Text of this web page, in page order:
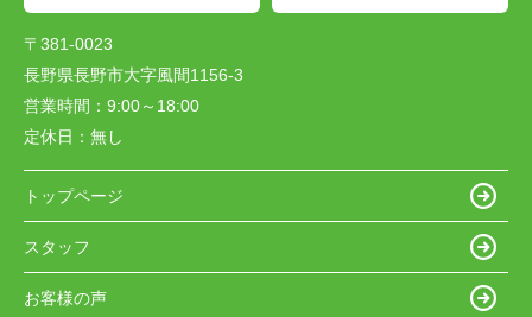
〒381-0023
長野県長野市大字風間1156-3
営業時間： 9:00～18:00
定休日： 無し
トップページ
スタッフ
お客様の声